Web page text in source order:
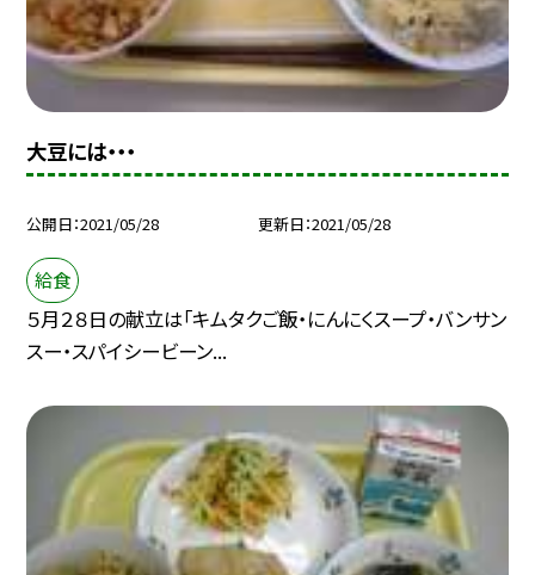
大豆には・・・
公開日 2021/05/28 更新日 2021/05/28
給食
５月２８日の献立は「キムタクご飯・にんにくスープ・バンサン
スー・スパイシービーン...